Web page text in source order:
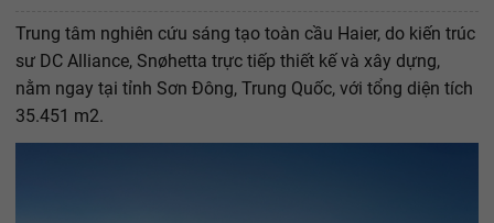
Trung tâm nghiên cứu sáng tạo toàn cầu Haier, do kiến trúc
sư DC Alliance, Snøhetta trực tiếp thiết kế và xây dựng,
nằm ngay tại tỉnh Sơn Đông, Trung Quốc, với tổng diện tích
35.451 m2.